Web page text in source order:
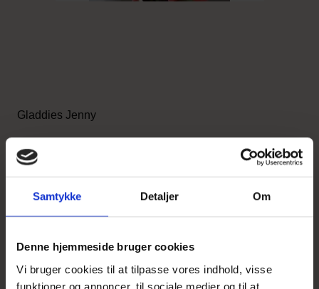
Samtykke Detaljer Om
Denne hjemmeside bruger cookies
Vi bruger cookies til at tilpasse vores indhold, visse
funktioner og annoncer, til sociale medier og til at
Gladdies Jenny
Ny i webshoppen!
2,70 DKK